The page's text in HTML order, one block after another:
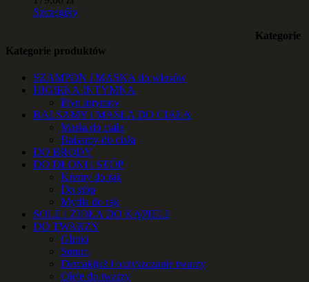
Szczegóły
Kategorie produktów
SZAMPON i MASKA do włosów
HIGIENA INTYMNA
Płyn intymny
BALSAMY i MASŁA DO CIAŁA
Masła do ciała
Balsamy do ciała
DO BRODY
DO DŁONI i STÓP
Kremy do rąk
Do stóp
Mydła do rąk
SOLE i ZIOŁA DO KĄPIELI
DO TWARZY
Glinki
Serum
Demakijaż i oczyszczanie twarzy
Oleje do twarzy
Kategorie